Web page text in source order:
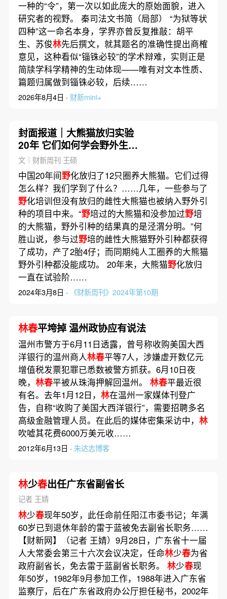
一种的“令”，第一次以如此庞大的原始面貌，进入
研究者的视野。 秦司法文书简（局部） “为狱等状
四种”这一命名本身，学界亦曾反复推敲：胡平
生、苏俊林先后撰文，就其题名的准确性提出商榷
意见，这种看似“锱铢必较”的学术辩难，实则正是
简牍学科学精神的生动体现——唯有对文本性质、
篇题归属做到锱铢必较，后续……
2026年8月4日 · 财新mini+
封面报道｜大熊猫放归实验
20年 它们如何学会野外生
存？
文｜财新周刊 王硕
中国20年间野化放归了12只圈养大熊猫。它们过得
怎么样？我们学到了什么？……几年，一些参与了
野化培训但没有放归的雌性大熊猫也被纳入野外引
种的项目中来。“野培过的大熊猫和没参加过野培
的大熊猫，野外引种的结果真的是泾渭分明。”何
胜山说，参与过野培的雌性大熊猫野外引种都获得
了成功，产了2胎4仔；而同期纯人工圈养的大熊猫
野外引种都没能成功。 20年来，大熊猫野化放归
一直在试验阶……
2024年3月8日 · 《财新周刊》2024年第10期
林春平垮掉 温州政协应有说法
温州市警方于6月11日透露，曾号称收购美国大西
洋银行的温州商人林春平等7人，涉嫌虚开数亿元
增值税发票犯罪已悉数被警方抓获。6月10日夜
晚， 林春平被从珠海押解回温州。 林春平最近很
有名。去年1月12日， 林在温州一家媒体刊登广
告，自称“收购了美国大西洋银行”，需要招聘多名
高级金融管理人员。在此后的媒体密集采访中， 林
吹嘘其花费6000万美元收……
2012年6月13日 · 朱达志博客
林少春出任广东省副省长
记者 王婧
林少春现年50岁，此任命前任阳江市委书记；年满
60岁已到退休年龄的雷于蓝被免去副省长职务……
【财新网】（记者 王婧）9月28日，广东省十一届
人大常委会第三十六次会议决定，任命林少春为省
政府副省长，免去雷于蓝副省长职务。 林少春现
年50岁，1982年9月参加工作，1988年进入广东省
监察厅，后在广东省政府办公厅担任秘书，2002年